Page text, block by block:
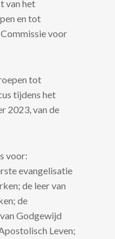
van het
en tot
voor
tot
tijdens het
2023, van de
voor:
evangelisatie
de leer van
de
Godgewijd
Leven;